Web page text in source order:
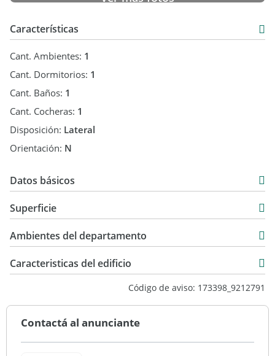
1 baño completo
Cochera incluida
Servicios:
? Luz
? Agua corriente
? Cloacas
? Gas envasado
Una oportunidad ideal para disfrutar de la tranquilidad de
Villa Gesell con todos los servicios esenciales. ¡Listo para
mudarse o alquilar!
Ref#9212791.
Características
Cant. Ambientes: 1
Cant. Dormitorios: 1
Cant. Baños: 1
Cant. Cocheras: 1
Disposición: Lateral
Orientación: N
Datos básicos
Venta
USD 42.000
Superficie
14 m2
54 m2
Ambientes del departamento
Caracteristicas del edificio
Código de aviso: 173398_9212791
Contactá al anunciante